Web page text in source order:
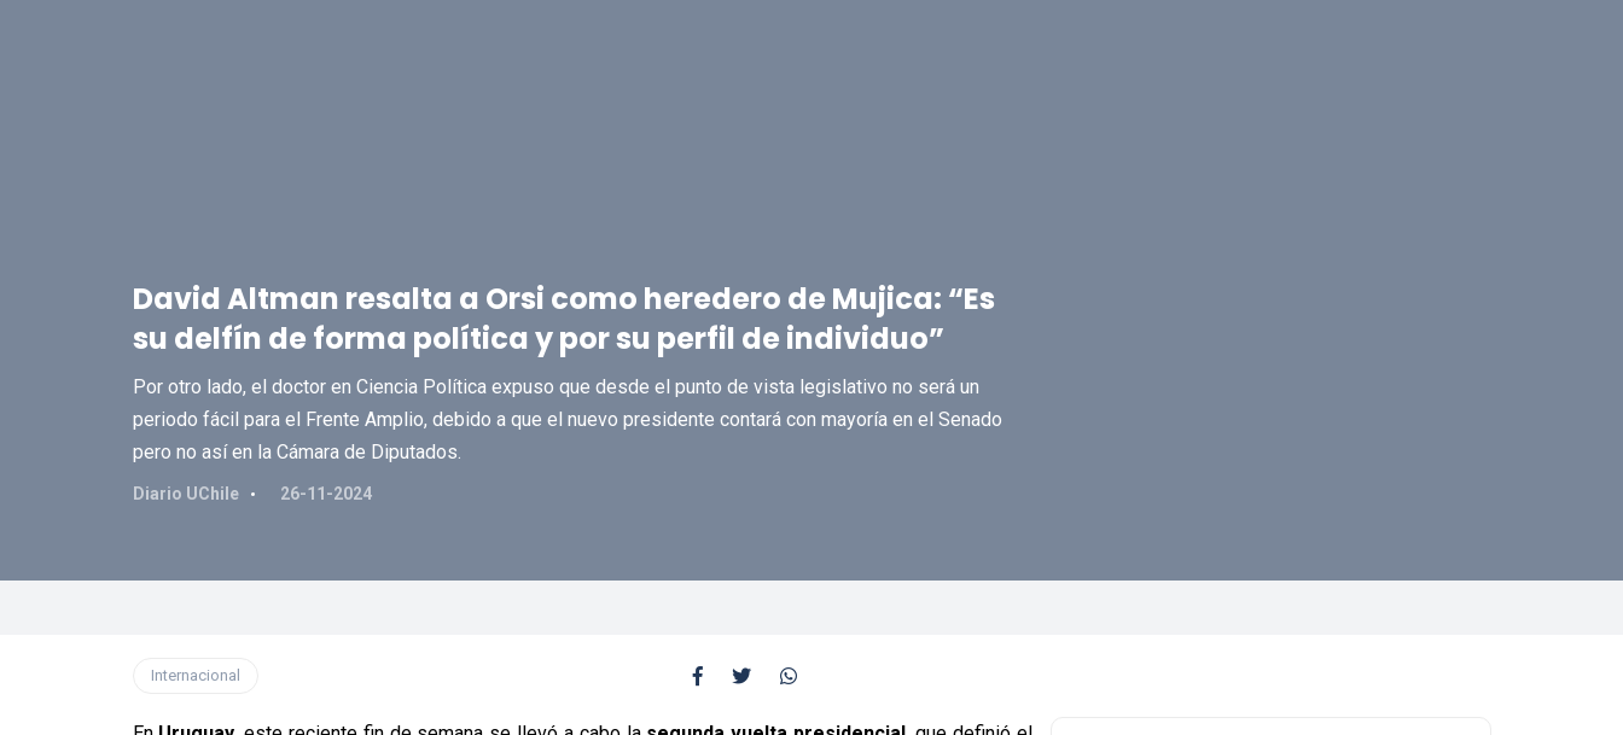
David Altman resalta a Orsi como heredero de Mujica: “Es
su delfín de forma política y por su perfil de individuo”
Por otro lado, el doctor en Ciencia Política expuso que desde el punto de vista legislativo no será un
periodo fácil para el Frente Amplio, debido a que el nuevo presidente contará con mayoría en el Senado
pero no así en la Cámara de Diputados.
Diario UChile 26-11-2024
Internacional